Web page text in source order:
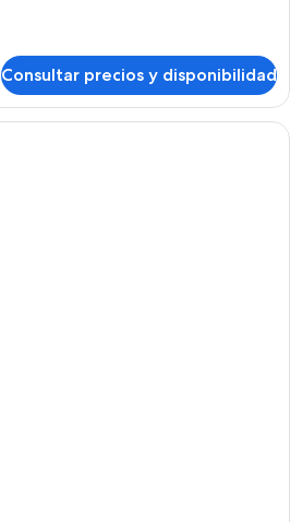
Consultar precios y disponibilidad